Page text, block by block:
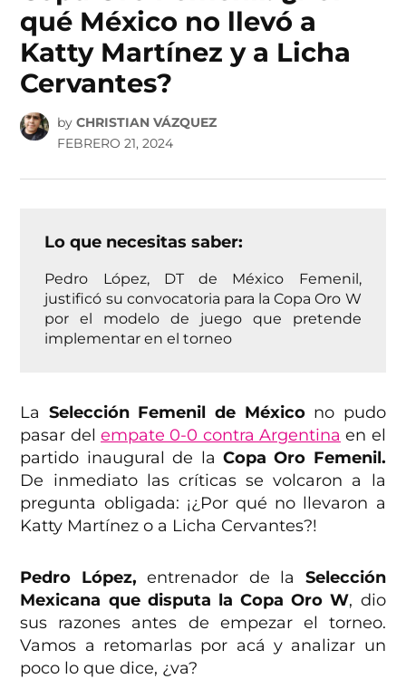
qué México no llevó a
Katty Martínez y a Licha
Cervantes?
by CHRISTIAN VÁZQUEZ
FEBRERO 21, 2024
Lo que necesitas saber:
Pedro López, DT de México Femenil,
justificó su convocatoria para la Copa Oro W
por el modelo de juego que pretende
implementar en el torneo
La Selección Femenil de Méxicono pudo
pasar delempate 0-0 contra Argentina en el
partido inaugural de la Copa Oro Femenil.
De inmediato las críticas se volcaron a la
pregunta obligada: ¡¿Por qué no llevaron a
Katty Martínez o a Licha Cervantes?!
Pedro López, entrenador de la Selección
Mexicana que disputa la Copa Oro W, dio
sus razones antes de empezar el torneo.
Vamos a retomarlas por acá y analizar un
poco lo que dice, ¿va?